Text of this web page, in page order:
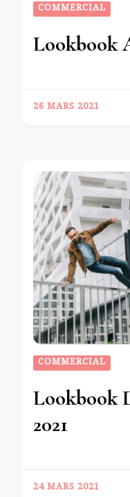
COMMERCIAL
Lookbook
26 MARS 2021
COMMERCIAL
Lookbook
2021
24 MARS 2021